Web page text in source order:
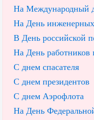
На Международный
На День
В День российской
На День работников
С днем спасателя
С днем президентов
С днем Аэрофлота
На День